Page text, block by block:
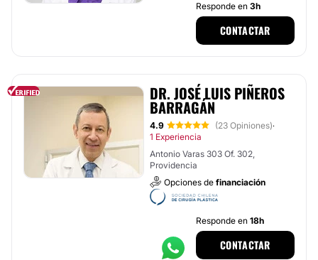
Responde en 3h
CONTACTAR
DR. JOSÉ LUIS PIÑEROS
BARRAGÁN
4.9 (23 Opiniones)·
1 Experiencia
Antonio Varas 303 Of. 302,
Providencia
Opciones de financiación
Responde en 18h
CONTACTAR